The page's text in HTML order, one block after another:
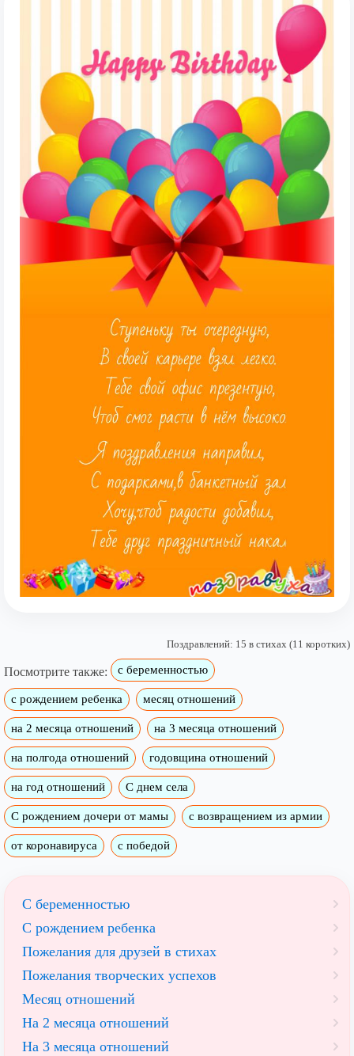
Поздравлений: 15 в стихах (11 коротких)
Посмотрите также: с беременностью
с рождением ребенка месяц отношений
на 2 месяца отношений на 3 месяца отношений
на полгода отношений годовщина отношений
на год отношений С днем села
С рождением дочери от мамы с возвращением из армии
от коронавируса с победой
С беременностью
С рождением ребенка
Пожелания для друзей в стихах
Пожелания творческих успехов
Месяц отношений
На 2 месяца отношений
На 3 месяца отношений